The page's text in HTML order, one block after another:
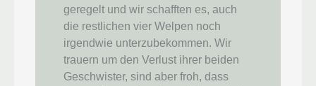
geregelt und wir schafften es, auch
die restlichen vier Welpen noch
irgendwie unterzubekommen. Wir
trauern um den Verlust ihrer beiden
Geschwister, sind aber froh, dass